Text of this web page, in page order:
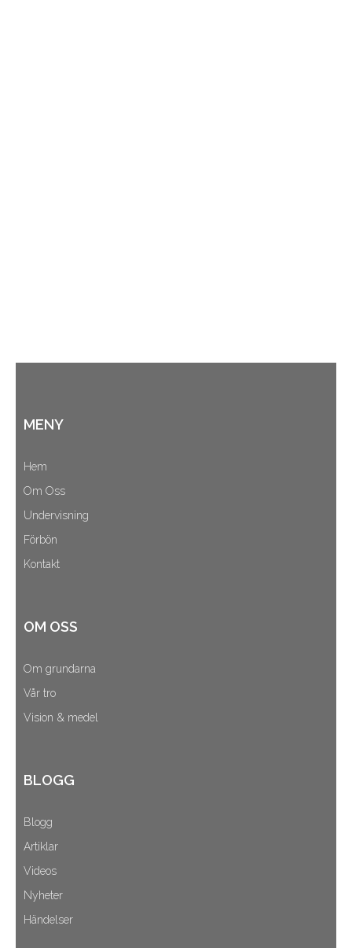
MENY
Hem
Om Oss
Undervisning
Förbön
Kontakt
OM OSS
Om grundarna
Vår tro
Vision & medel
BLOGG
Blogg
Artiklar
Videos
Nyheter
Händelser